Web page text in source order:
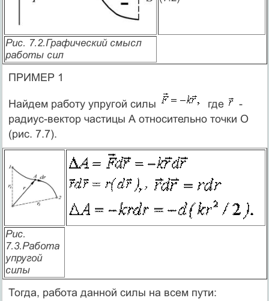
Рис. 7.2.Графический смысл
работы сил
ПРИМЕР 1
Найдем работу упругой силы где
-
радиус-вектор частицы А относительно точки О
(рис. 7.7).
Рис.
7.3.Работа
упругой
силы
Тогда, работа данной силы на всем пути: